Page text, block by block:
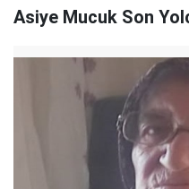
Asiye Mucuk Son